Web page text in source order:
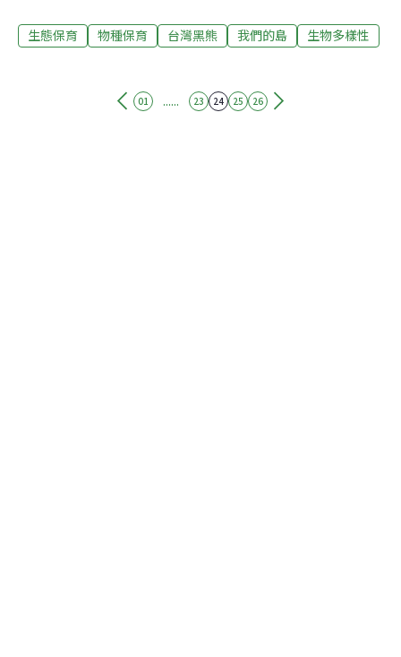
的年紀，「熊瑞」的搬家行動，就像一場闖關的生存戰
孤獨地在籠舍中，渡過了快30年的歲月，躲過了一場又一
生態保育 物種保育 台灣黑熊 我們的島 生物多樣性
01 ...... 23 24 25 26